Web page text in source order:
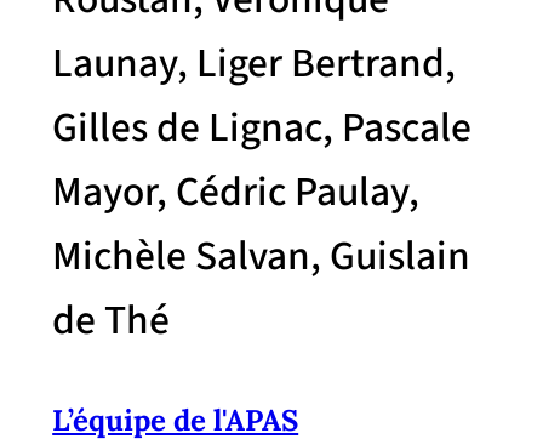
Launay, Liger Bertrand,
Gilles de Lignac, Pascale
Mayor, Cédric Paulay,
Michèle Salvan, Guislain
de Thé
L’équipe de l'APAS